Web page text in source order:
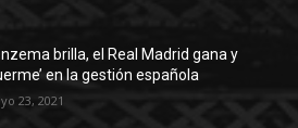
brilla, el Real Madrid gana y
en la gestión española
23, 2021